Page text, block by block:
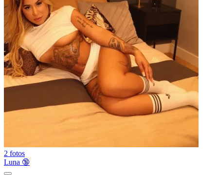
2 fotos
Luna 🔞